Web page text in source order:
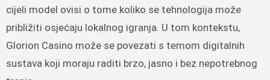
cijeli model ovisi o tome koliko se tehnologija može
približiti osjećaju lokalnog igranja. U tom kontekstu,
Glorion Casino može se povezati s temom digitalnih
sustava koji moraju raditi brzo, jasno i bez nepotrebnog